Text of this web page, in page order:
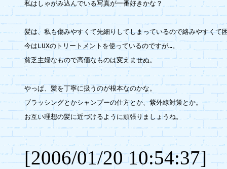
私はしゃがみ込んでいる写真が一番好きかな？
髪は、私も傷みやすくて先細りしてしまっているので絡みやすくて
今はLUXのトリートメントを使っているのですが…。
貧乏主婦なもので高価なものは変えませぬ。
やっぱ、髪を丁寧に扱うのが根本なのかな。
ブラッシングとかシャンプーの仕方とか、紫外線対策とか。
お互い理想の髪に近づけるように頑張りましょうね。
[2006/01/20 10:54:37]